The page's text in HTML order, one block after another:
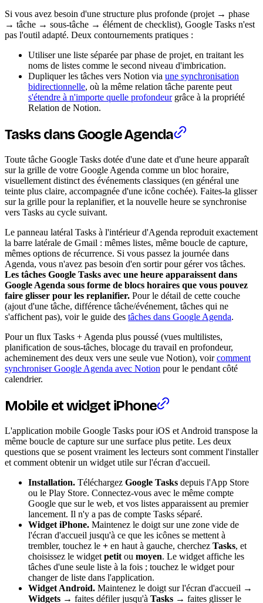
Si vous avez besoin d'une structure plus profonde (projet → phase
→ tâche → sous-tâche → élément de checklist), Google Tasks n'est
pas l'outil adapté. Deux contournements pratiques :
Utiliser une liste séparée par phase de projet, en traitant les
noms de listes comme le second niveau d'imbrication.
Dupliquer les tâches vers Notion via une synchronisation
bidirectionnelle, où la même relation tâche parente peut
s'étendre à n'importe quelle profondeurgrâce à la propriété
Relation de Notion.
Tasks dans Google Agenda
Toute tâche Google Tasks dotée d'une date et d'une heure apparaît
sur la grille de votre Google Agenda comme un bloc horaire,
visuellement distinct des événements classiques (en général une
teinte plus claire, accompagnée d'une icône cochée). Faites-la glisser
sur la grille pour la replanifier, et la nouvelle heure se synchronise
vers Tasks au cycle suivant.
Le panneau latéral Tasks à l'intérieur d'Agenda reproduit exactement
la barre latérale de Gmail : mêmes listes, même boucle de capture,
mêmes options de récurrence. Si vous passez la journée dans
Agenda, vous n'avez pas besoin d'en sortir pour gérer vos tâches.
Les tâches Google Tasks avec une heure apparaissent dans
Google Agenda sous forme de blocs horaires que vous pouvez
faire glisser pour les replanifier. Pour le détail de cette couche
(ajout d'une tâche, différence tâche/événement, tâches qui ne
s'affichent pas), voir le guide des tâches dans Google Agenda.
Pour un flux Tasks + Agenda plus poussé (vues multilistes,
planification de sous-tâches, blocage du travail en profondeur,
acheminement des deux vers une seule vue Notion), voircomment
synchroniser Google Agenda avec Notion pour le pendant côté
calendrier.
Mobile et widget iPhone
L'application mobile Google Tasks pour iOS et Android transpose la
même boucle de capture sur une surface plus petite. Les deux
questions que se posent vraiment les lecteurs sont comment l'installer
et comment obtenir un widget utile sur l'écran d'accueil.
Installation. Téléchargez Google Tasks depuis l'App Store
ou le Play Store. Connectez-vous avec le même compte
Google que sur le web, et vos listes apparaissent au premier
lancement. Il n'y a pas de compte Tasks séparé.
Widget iPhone. Maintenez le doigt sur une zone vide de
l'écran d'accueil jusqu'à ce que les icônes se mettent à
trembler, touchez le + en haut à gauche, cherchez Tasks, et
choisissez le widget petit ou moyen. Le widget affiche les
tâches d'une seule liste à la fois ; touchez le widget pour
changer de liste dans l'application.
Widget Android. Maintenez le doigt sur l'écran d'accueil →
Widgets → faites défiler jusqu'à Tasks → faites glisser le